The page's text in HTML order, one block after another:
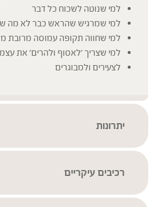
למי שנוטה לשכוח כל דבר
למי שמרגיש שהראש כבר לא מה
למי שחווה תקופה עמוסה מרובת
למי שצריך 'לאסוף ולהרים' את
לצעירים ולמבוגרים
יתרונות
מיוצר בטכנולוגיה מתקדמת לשמירה
חומרי הגלם עברו סדרת בדיקות
רכיבים עיקריים